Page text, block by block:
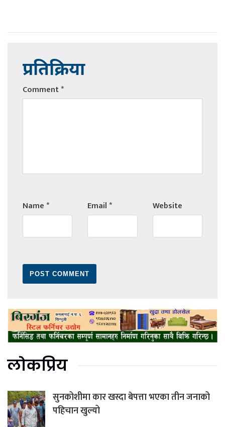
प्रतिक्रिया
Comment*
Name* Email* Website
लोकप्रिय
सुनकोशीमा कार खस्दा बेपत्ता भएका तीन जनाको
पहिचान खुल्यो